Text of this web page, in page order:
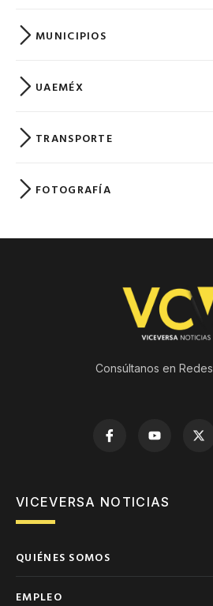
MUNICIPIOS
UAEMÉX
TRANSPORTE
FOTOGRAFÍA
Consúltanos en
VICEVERSA NOTICIAS
QUIÉNES SOMOS
EMPLEO